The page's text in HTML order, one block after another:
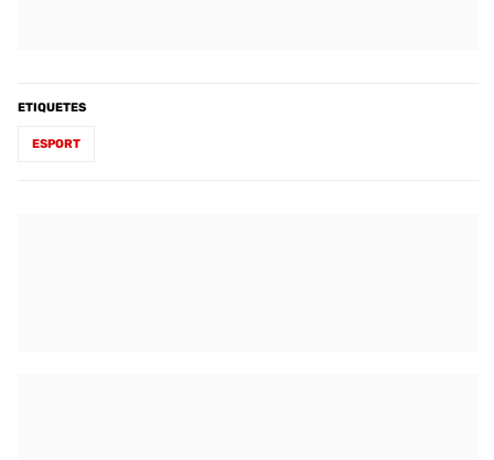
ETIQUETES
ESPORT